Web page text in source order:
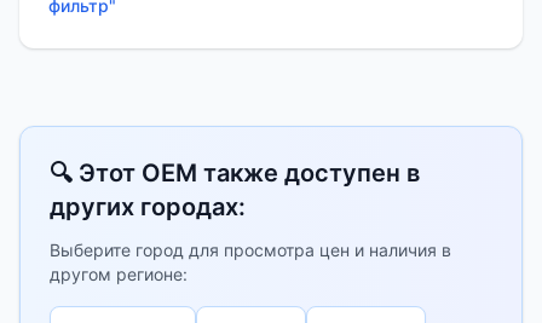
фильтр"
🔍 Этот OEM также доступен в
других городах:
Выберите город для просмотра цен и наличия в
другом регионе: